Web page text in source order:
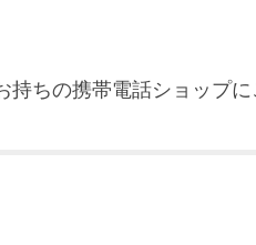
ちの携帯電話ショップに